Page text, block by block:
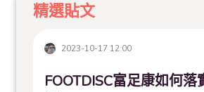
精選貼文
2023-10-17 12:00
FOOTDISC富足康如何落